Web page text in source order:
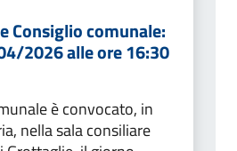
Consiglio comunale:
2026 alle ore 16:30
è convocato, in
nella sala consiliare